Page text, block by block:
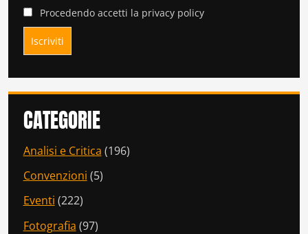
Procedendo accetti la privacy policy
CATEGORIE
Analisi e Critica (196)
Convenzioni (5)
Eventi (222)
Fotografia (97)